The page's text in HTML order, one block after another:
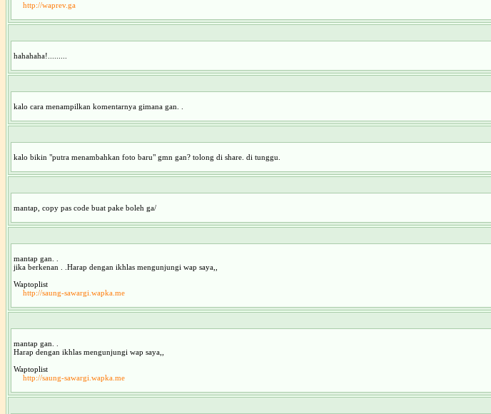
http://waprev.ga
hahahaha!.........
kalo cara menampilkan komentarnya gimana gan. .
kalo bikin "putra menambahkan foto baru" gmn gan? tolong di share. di tunggu.
mantap, copy pas code buat pake boleh ga/
mantap gan. .
jika berkenan . .Harap dengan ikhlas mengunjungi wap saya,,
Waptoplist
http://saung-sawargi.wapka.me
mantap gan. .
Harap dengan ikhlas mengunjungi wap saya,,
Waptoplist
http://saung-sawargi.wapka.me